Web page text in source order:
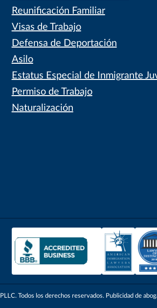
Reunificación Familiar
Visas de Trabajo
Defensa de Deportación
Asilo
Estatus Especial de Inmigrante
Permiso de Trabajo
Naturalización
Todos los derechos reservados. Publicidad de